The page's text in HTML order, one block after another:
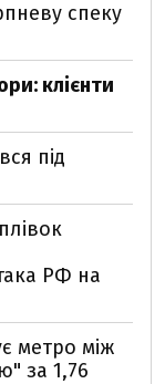
спеку
клієнти
під
РФ на
метро між
за 1,76